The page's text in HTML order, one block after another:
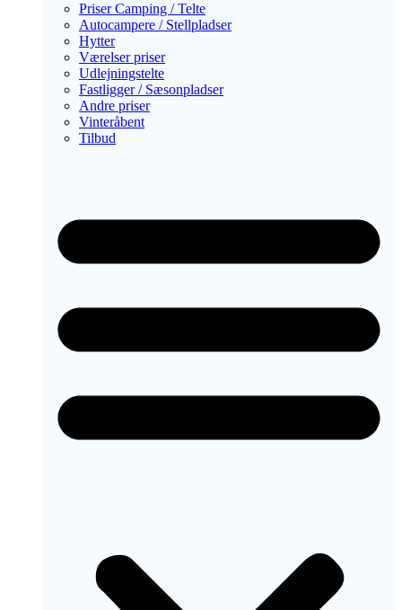
Priser Camping / Telte
Autocampere / Stellpladser
Hytter
Værelser priser
Udlejningstelte
Fastligger / Sæsonpladser
Andre priser
Vinteråbent
Tilbud